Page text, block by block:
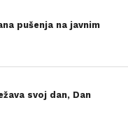
pušenja na javnim
svoj dan, Dan